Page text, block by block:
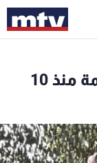
هكذا تتحضر الكوريتان لأول قمة منذ 10